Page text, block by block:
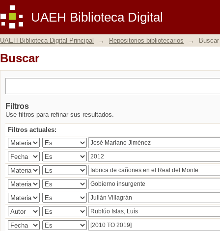
UAEH Biblioteca Digital
Buscar
UAEH Biblioteca Digital Principal → Repositorios bibliotecarios → Buscar
Buscar
Filtros
Use filtros para refinar sus resultados.
Filtros actuales: